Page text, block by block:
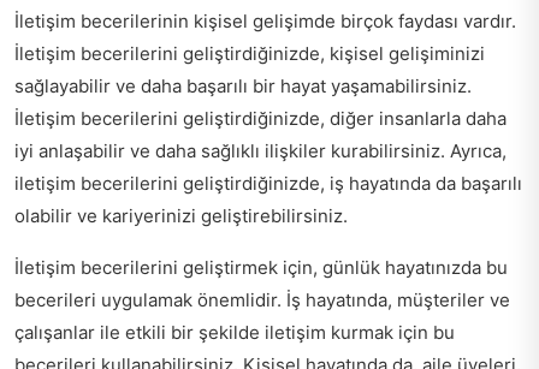
İletişim becerilerinin kişisel gelişimde birçok faydası vardır.
İletişim becerilerini geliştirdiğinizde, kişisel gelişiminizi
sağlayabilir ve daha başarılı bir hayat yaşamabilirsiniz.
İletişim becerilerini geliştirdiğinizde, diğer insanlarla daha
iyi anlaşabilir ve daha sağlıklı ilişkiler kurabilirsiniz. Ayrıca,
iletişim becerilerini geliştirdiğinizde, iş hayatında da başarılı
olabilir ve kariyerinizi geliştirebilirsiniz.
İletişim becerilerini geliştirmek için, günlük hayatınızda bu
becerileri uygulamak önemlidir. İş hayatında, müşteriler ve
çalışanlar ile etkili bir şekilde iletişim kurmak için bu